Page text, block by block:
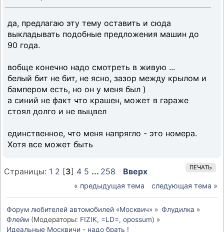
да, предлагаю эту тему оставить и сюда
выкладывать подобные предложения машин до
90 года.
вобще конечно надо смотреть в живую ...
белый бит не бит, не ясно, зазор между крылом и
бампером есть, но он у меня был )
а синий не факт что крашен, может в гараже
стоял долго и не выцвел
единственное, что меня напрягло - это номера.
Хотя все может быть
ПЕЧАТЬ
Страницы: 1 2 [3] 4 5 ... 258 Вверх
« предыдущая тема следующая тема »
Форум любителей автомобилей «Москвич» » Флудилка »
Флейм (Модераторы: FIZIK, =LD=, opossum) »
Идеальные Москвичи - надо брать !